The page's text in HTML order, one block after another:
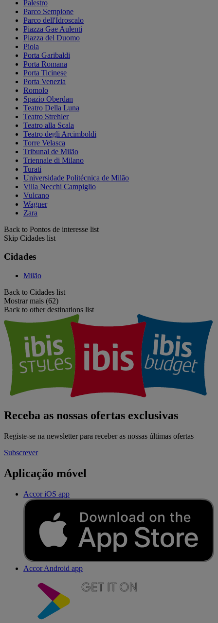
Palestro
Parco Sempione
Parco dell'Idroscalo
Piazza Gae Aulenti
Piazza del Duomo
Piola
Porta Garibaldi
Porta Romana
Porta Ticinese
Porta Venezia
Romolo
Spazio Oberdan
Teatro Della Luna
Teatro Strehler
Teatro alla Scala
Teatro degli Arcimboldi
Torre Velasca
Tribunal de Milão
Triennale di Milano
Turati
Universidade Politécnica de Milão
Villa Necchi Campiglio
Vulcano
Wagner
Zara
Back to Pontos de interesse list
Skip Cidades list
Cidades
Milão
Back to Cidades list
Mostrar mais (62)
Back to other destinations list
Receba as nossas ofertas exclusivas
Registe-se na newsletter para receber as nossas últimas ofertas
Subscrever
Aplicação móvel
Accor iOS app
Accor Android app